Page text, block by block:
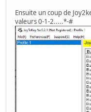
Ensuite un coup de
valeurs 0-1-2.....*-#